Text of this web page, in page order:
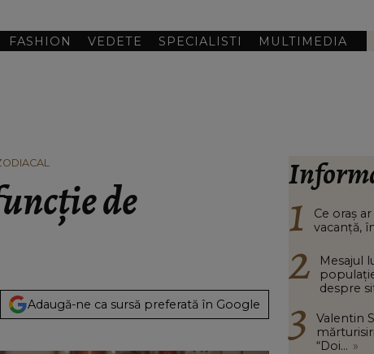
FASHION VEDETE SPECIALISTI MULTIMEDIA
de
Adaugă-ne ca sursă preferată în Google
Ce oraș
vacanță,
Mesajul
despre
Valentin
“Doi... »